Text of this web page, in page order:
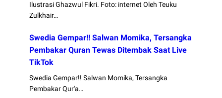
Ilustrasi Ghazwul Fikri. Foto: internet Oleh Teuku
Zulkhair…
Swedia Gempar!! Salwan Momika, Tersangka
Pembakar Quran Tewas Ditembak Saat Live
TikTok
Swedia Gempar!! Salwan Momika, Tersangka
Pembakar Qur'a…